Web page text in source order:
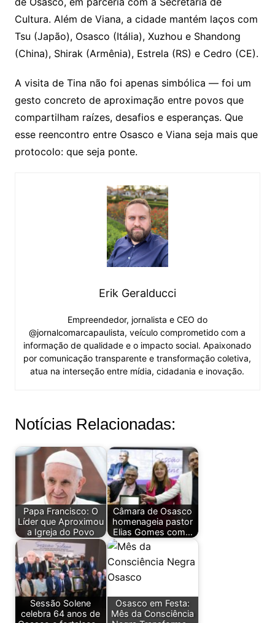
Cultura. Além de Viana, a cidade mantém laços com
Tsu (Japão), Osasco (Itália), Xuzhou e Shandong
(China), Shirak (Armênia), Estrela (RS) e Cedro (CE).
A visita de Tina não foi apenas simbólica — foi um
gesto concreto de aproximação entre povos que
compartilham raízes, desafios e esperanças. Que
esse reencontro entre Osasco e Viana seja mais que
protocolo: que seja ponte.
Erik Geralducci
Empreendedor, jornalista e CEO do
@jornalcomarcapaulista, veículo comprometido com a
informação de qualidade e o impacto social. Apaixonado
por comunicação transparente e transformação coletiva,
atua na interseção entre mídia, cidadania e inovação.
Notícias Relacionadas:
Papa Francisco: O
Líder que Aproximou
a Igreja do Povo
Câmara de Osasco
homenageia pastor
Elias Gomes com…
Sessão Solene
celebra 64 anos de
Osasco em Festa:
Mês da Consciência